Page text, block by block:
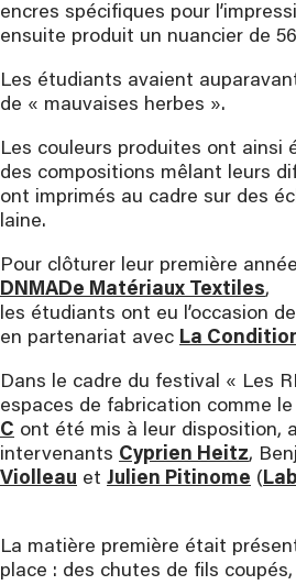
encres spécifiques pour
ensuite produit un nuancier de
Les étudiants avaient
de « mauvaises herbes ».
Les couleurs produites ont ainsi
des compositions mêlant leurs
ont imprimés au cadre sur des
laine.
Pour clôturer leur première
DNMADe Matériaux Textiles,
les étudiants ont eu l’occasion
en partenariat avec La
Dans le cadre du festival « Les
espaces de fabrication comme le
C ont été mis à leur disposition,
intervenants Cyprien Heitz,
Violleau et Julien Pitinome (
La matière première était
place : des chutes de fils